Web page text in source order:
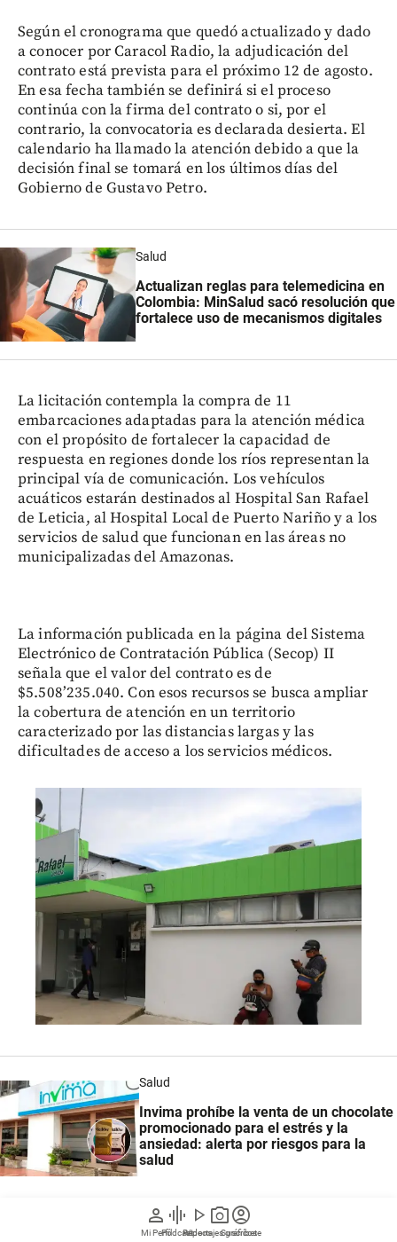
person
Mi Perfil
graphic_eq
Pódcast
play_arrow
Videos
photo_camera
Reportajes gráficos
account_circle
Suscríbete
Según el cronograma que quedó actualizado y dado
a conocer por Caracol Radio, la adjudicación del
contrato está prevista para el próximo 12 de agosto.
En esa fecha también se definirá si el proceso
continúa con la firma del contrato o si, por el
contrario, la convocatoria es declarada desierta. El
calendario ha llamado la atención debido a que la
decisión final se tomará en los últimos días del
Gobierno de Gustavo Petro.
Salud
Actualizan reglas para telemedicina en
Colombia: MinSalud sacó resolución que
fortalece uso de mecanismos digitales
La licitación contempla la compra de 11
embarcaciones adaptadas para la atención médica
con el propósito de fortalecer la capacidad de
respuesta en regiones donde los ríos representan la
principal vía de comunicación. Los vehículos
acuáticos estarán destinados al Hospital San Rafael
de Leticia, al Hospital Local de Puerto Nariño y a los
servicios de salud que funcionan en las áreas no
municipalizadas del Amazonas.
La información publicada en la página del Sistema
Electrónico de Contratación Pública (Secop) II
señala que el valor del contrato es de
$5.508’235.040. Con esos recursos se busca ampliar
la cobertura de atención en un territorio
caracterizado por las distancias largas y las
dificultades de acceso a los servicios médicos.
Salud
Invima prohíbe la venta de un chocolate
promocionado para el estrés y la
ansiedad: alerta por riesgos para la
salud